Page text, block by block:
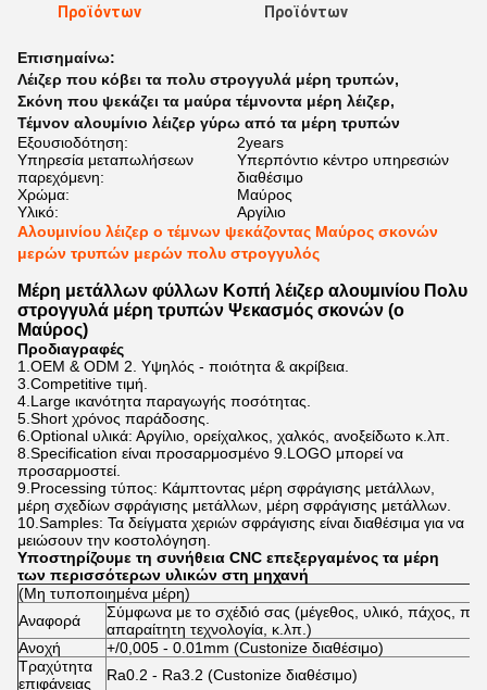
Προϊόντων
Προϊόντων
Επισημαίνω:
Λέιζερ που κόβει τα πολυ στρογγυλά μέρη τρυπών,
Σκόνη που ψεκάζει τα μαύρα τέμνοντα μέρη λέιζερ,
Τέμνον αλουμίνιο λέιζερ γύρω από τα μέρη τρυπών
Εξουσιοδότηση:
2years
Υπηρεσία μεταπωλήσεων
παρεχόμενη:
Υπερπόντιο κέντρο υπηρεσιών
διαθέσιμο
Χρώμα:
Μαύρος
Υλικό:
Αργίλιο
Αλουμινίου λέιζερ ο τέμνων ψεκάζοντας Μαύρος σκονών
μερών τρυπών μερών πολυ στρογγυλός
Μέρη μετάλλων φύλλων Κοπή λέιζερ αλουμινίου Πολυ
στρογγυλά μέρη τρυπών Ψεκασμός σκονών (ο
Μαύρος)
Προδιαγραφές
1.OEM & ODM 2. Υψηλός - ποιότητα & ακρίβεια.
3.Competitive τιμή.
4.Large ικανότητα παραγωγής ποσότητας.
5.Short χρόνος παράδοσης.
6.Optional υλικά: Αργίλιο, ορείχαλκος, χαλκός, ανοξείδωτο κ.λπ.
8.Specification είναι προσαρμοσμένο 9.LOGO μπορεί να
προσαρμοστεί.
9.Processing τύπος: Κάμπτοντας μέρη σφράγισης μετάλλων,
μέρη σχεδίων σφράγισης μετάλλων, μέρη σφράγισης μετάλλων.
10.Samples: Τα δείγματα χεριών σφράγισης είναι διαθέσιμα για να
μειώσουν την κοστολόγηση.
Υποστηρίζουμε τη συνήθεια CNC επεξεργαμένος τα μέρη
των περισσότερων υλικών στη μηχανή
(Μη τυποποιημένα μέρη)
Αναφορά
Σύμφωνα με το σχέδιό σας (μέγεθος, υλικό, πάχος,
απαραίτητη τεχνολογία, κ.λπ.)
Ανοχή
+/0,005 - 0.01mm (Custonize διαθέσιμο)
Τραχύτητα
επιφάνειας
Ra0.2 - Ra3.2 (Custonize διαθέσιμο)